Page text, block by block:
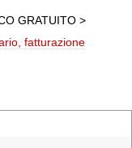
GRATUITO >
fatturazione